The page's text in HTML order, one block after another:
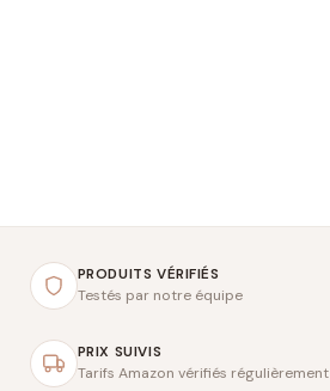
PRODUITS VÉRIFIÉS
Testés par notre équipe
PRIX SUIVIS
Tarifs Amazon vérifiés régulièrement